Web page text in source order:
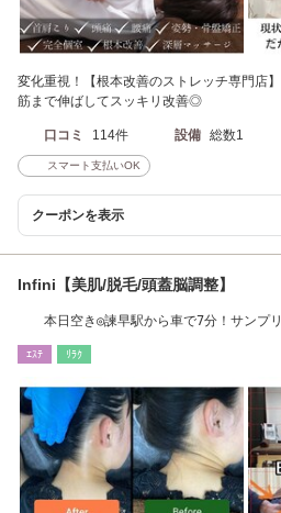
変化重視！【根本改善のストレッチ専門店
筋まで伸ばしてスッキリ改善◎
口コミ 114件 設備 総数1
スマート支払いOK
クーポンを表示
Infini【美肌/脱毛/頭蓋脳調整】
本日空き◎諫早駅から車で7分！サンプ
ｴｽﾃ ﾘﾗｸ